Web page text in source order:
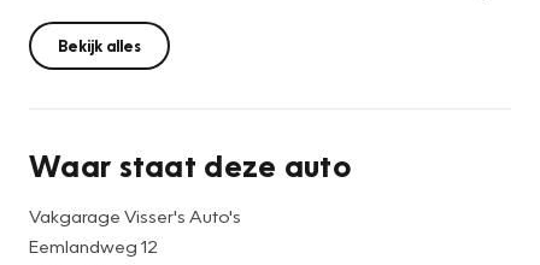
die ervoor zorgen dat een Volkswagen jarenlang
begeerlijk blijft. Zoals deze Tayron, bijvoorbeeld. In deze
auto vindt u een benzinemotor en een automatische
met de comfortstoelen! De elektrisch bedienbare
lichtmetalen velgen, Full LED koplampen, adaptief
dempingsysteem, warmtewerend glas, trailer assistent en
Bekijk alles
Waar staat deze auto
Vakgarage Visser's Auto's
Eemlandweg 12